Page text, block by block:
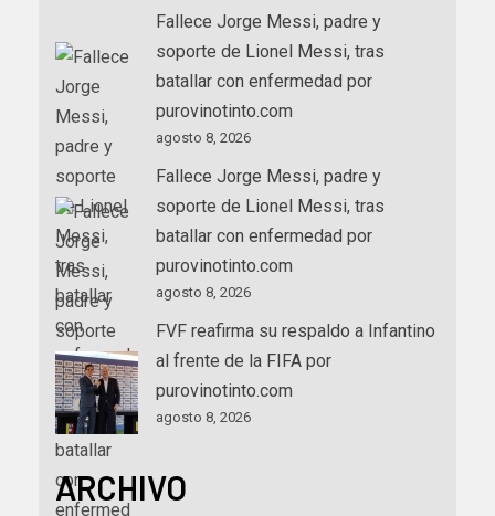
Fallece Jorge Messi, padre y
soporte de Lionel Messi, tras
batallar con enfermedad por
purovinotinto.com
agosto 8, 2026
Fallece Jorge Messi, padre y
soporte de Lionel Messi, tras
batallar con enfermedad por
purovinotinto.com
agosto 8, 2026
FVF reafirma su respaldo a Infantino
al frente de la FIFA por
purovinotinto.com
agosto 8, 2026
ARCHIVO